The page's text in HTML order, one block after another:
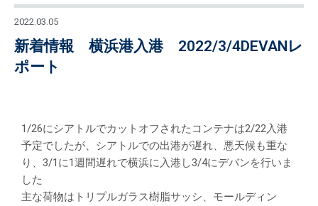
2022.03.05
新着情報 横浜港入港 2022/3/4DEVANレ
ポート
1/26にシアトルでカットオフされたコンテナは2/22入港
予定でしたが、シアトルでの出港が遅れ、悪天候も重な
り、3/1に1週間遅れで横浜に入港し3/4にデバンを行いま
した
主な荷物はトリプルガラス樹脂サッシ、モールディン